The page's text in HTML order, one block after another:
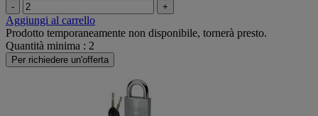
- +
Aggiungi al carrello
Prodotto temporaneamente non disponibile, tornerà presto.
Quantità minima : 2
Per richiedere un'offerta